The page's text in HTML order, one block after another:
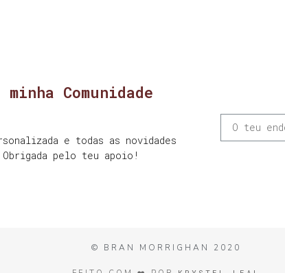
Comunidade
e todas as novidades
pelo teu apoio!
© BRAN MORRIGHAN 2020